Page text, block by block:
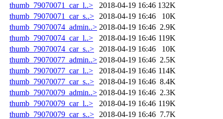
thumb_79070071_car_l..>
2018-04-19 16:46 132K
thumb_79070071_car_s..>
2018-04-19 16:46
10K
thumb_79070074_admin..> 2018-04-19 16:46 2.9K
thumb_79070074_car_l..>
2018-04-19 16:46 119K
thumb_79070074_car_s..>
2018-04-19 16:46
10K
thumb_79070077_admin..> 2018-04-19 16:46 2.5K
thumb_79070077_car_l..>
2018-04-19 16:46 114K
thumb_79070077_car_s..>
2018-04-19 16:46 8.4K
thumb_79070079_admin..> 2018-04-19 16:46 2.3K
thumb_79070079_car_l..>
2018-04-19 16:46 119K
thumb_79070079_car_s..>
2018-04-19 16:46 7.7K